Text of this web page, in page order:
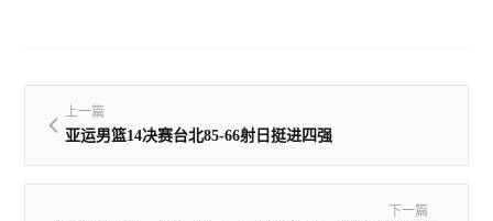
上一篇
亚运男篮14决赛台北85-66射日挺进四强
下一篇